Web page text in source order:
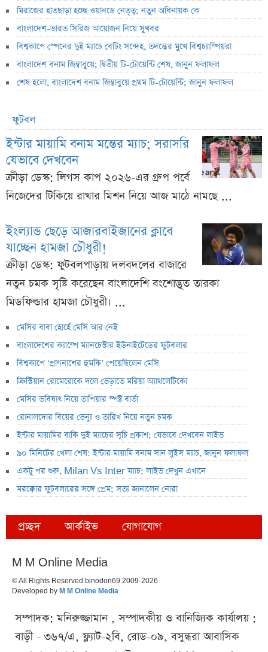
মিরাজের হাতছাড়া হচ্ছে ওয়ানডে নেতৃত্ব; নতুন অধিনায়ক কে
বাংলাদেশ-ভারত সিরিজ আয়োজন নিয়ে সুখবর
বিশ্বকাপে স্পেনের দুই ম্যাচে বেটিং সন্দেহ, তদন্তের মুখে বিশ্বচ্যাম্পিয়রা
বাংলাদেশ বনাম জিম্বাবুয়ে; দ্বিতীয় টি-টোয়েন্টি শেষ, জানুন ফলাফল
শেষ হলো, বাংলাদেশ বনাম জিম্বাবুয়ে প্রথম টি-টোয়েন্টি; জানুন ফলাফল
ফুটবল
ইন্টার মায়ামি বনাম মন্তের ম্যাচ; সরাসরি
যেভাবে দেখবেন
ক্রীড়া ডেস্ক: লিগস কাপ ২০২৬-এর গ্রুপ পর্বে
নিজেদের টিকিয়ে রাখার মিশন নিয়ে আজ মাঠে নামছে ...
ইংল্যান্ড ছেড়ে আজারবাইজানের ক্লাবে
যাচ্ছেন হামজা চৌধুরী!
ক্রীড়া ডেস্ক: ফুটবলপাড়ায় দলবদলের বাজারে
নতুন চমক সৃষ্টি করেছেন বাংলাদেশি বংশোদ্ভূত তারকা
মিডফিল্ডার হামজা চৌধুরী। ...
মেসির বাবা হোর্হে মেসি আর নেই
বাংলাদেশের ক্যাম্পে ম্যানচেস্টার ইউনাইটেডের ফুটবলার
বিশ্বকাপে ‘প্রাণনাশের হুমকি’ পেয়েছিলেন মেসি
ক্রিস্টিয়ান রোমেরোকে দলে ভেড়াতে মরিয়া অ্যাথলেটিকো
মেসির ভবিষ্যৎ নিয়ে তাপিয়ার স্পষ্ট বার্তা
রোনালদোর বিয়ের ভেন্যু ও তারিখ নিয়ে নতুন চমক
ইন্টার মায়ামির বাকি দুই ম্যাচের সূচি প্রকাশ; যেভাবে দেখবেন লাইভ
৯০ মিনিটের খেলা শেষ: ইন্টার মায়ামি বনাম সান লুইস ম্যাচ, জানুন ফলাফল
একটু পর শুরু, Milan Vs Inter ম্যাচ; লাইভ দেখুন এখানে
মরক্কোর ফুটবলারের সঙ্গে প্রেম; সত্য জানালেন নোরা
প্রচ্ছদ আর্কাইভ যোগাযোগ
M M Online Media
© All Rights Reserved binodon69 2009-2026
Developed by M M Online Media
সম্পাদক: মনিরুজ্জামান , সম্পাদকীয় ও বানিজ্যিক কার্যালয় :
বাড়ী - ৩৬৭/এ, ফ্ল্যাট-২বি, রোড-০৯, বসুন্ধরা আবাসিক